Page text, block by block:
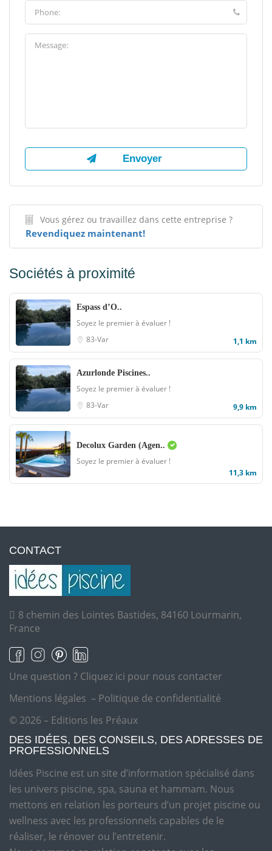
Vous gérez ou travaillez dans cette entreprise ?
Revendiquez maintenant!
Sociétés à proximité
Espass d’O..
Soyez le premier à évaluer !
83-Var
1,1 km
Azurlonde Piscines..
Soyez le premier à évaluer !
83-Var
9,9 km
Decolux Garden (Agen..
Soyez le premier à évaluer !
11,3 km
CONTACT
8 chemin des Lointes Bastides, 84160 Lourmarin,
France
Une question ? Cliquez ici pour nous contacter
Mentions légales – Politique de confidentialité
© 2026 – Editions les Préaux
DES IDÉES, DES CONSEILS, DES ADRESSES DE
PROFESSIONNELS
Idées Piscine est un site d’information spécialisé dans
les univers piscine, spa, sauna et hammam. Nous
mettons en relation les porteurs d’un projet piscine ou
wellness avec les professionnels capables de le
réaliser, le rénover ou l’entretenir.